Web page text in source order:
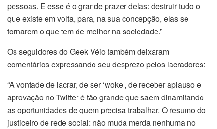
pessoas. E esse é o grande prazer delas: destruir tudo o
que existe em volta, para, na sua concepção, elas se
tornarem o que tem de melhor na sociedade.”
Os seguidores do Geek Véio também deixaram
comentários expressando seu desprezo pelos lacradores:
“A vontade de lacrar, de ser ‘woke’, de receber aplauso e
aprovação no Twitter é tão grande que saem dinamitando
as oportunidades de quem precisa trabalhar. O resumo do
justiceiro de rede social: não muda merda nenhuma no